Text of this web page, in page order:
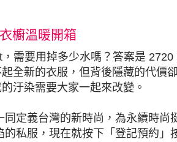
櫥溫暖開箱
需要用掉多少水嗎？答案是
全新的衣服，但背後隱藏的代價
汙染需要大家一起來改變。
同定義台灣的新時尚，為永續時尚
的私服，現在就按下「登記預約」